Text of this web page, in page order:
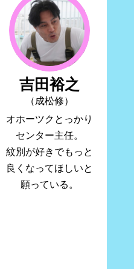
吉田裕之
（成松修）
オホーツクとっかり
センター主任。
紋別が好きでもっと
良くなってほしいと
願っている。